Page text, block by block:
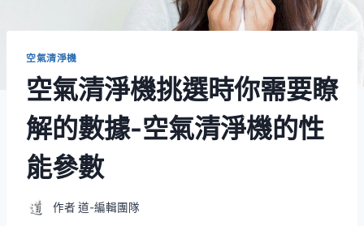
空氣清淨機
空氣清淨機挑選時你需要瞭
解的數據-空氣清淨機的性
能參數
作者 道-編輯團隊